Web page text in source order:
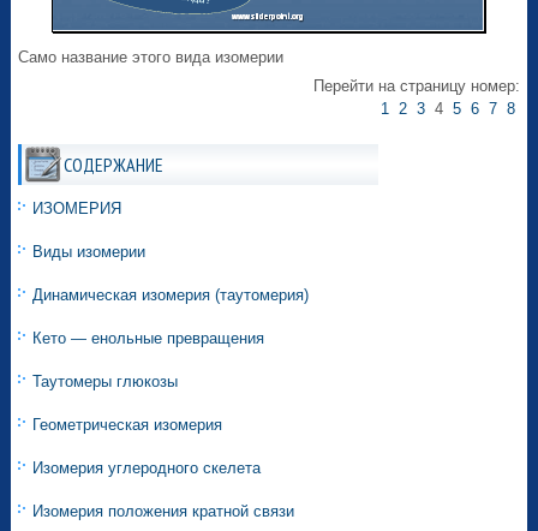
Само название этого вида изомерии
Перейти на страницу номер:
1 2 34 5 6 7 8
СОДЕРЖАНИЕ
ИЗОМЕРИЯ
Виды изомерии
Динамическая изомерия (таутомерия)
Кето — енольные превращения
Таутомеры глюкозы
Геометрическая изомерия
Изомерия углеродного скелета
Изомерия положения кратной связи